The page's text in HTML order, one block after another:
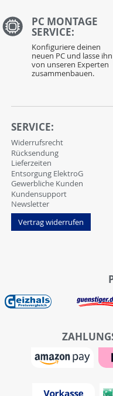
PC MONTAGE
SERVICE:
Konfiguriere deinen
neuen PC und lasse ihn
von unseren Experten
zusammenbauen.
SERVICE:
Widerrufsrecht
Rücksendung
Lieferzeiten
Entsorgung ElektroG
Gewerbliche Kunden
Kundensupport
Newsletter
Vertrag widerrufen